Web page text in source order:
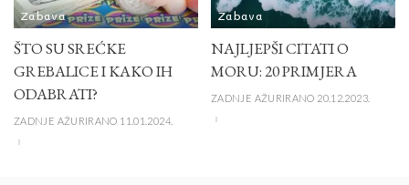
Zabava
ŠTO SU SREĆKE
GREBALICE I KAKO IH
ODABRATI?
ZADNJE AŽURIRANO 11.01.2024.
Zabava
NAJLJEPŠI CITATI O
MORU: 20 PRIMJERA
ZADNJE AŽURIRANO 20.12.2023.